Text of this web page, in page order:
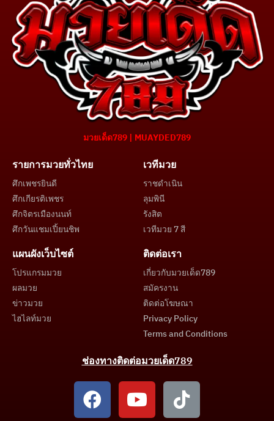
มวยเด็ด789 | MUAYDED789
รายการมวยทั่วไทย
ศึกเพชรยินดี
ศึกเกียรติเพชร
ศึกจิตรเมืองนนท์
ศึกวันแชมเปี้ยนชิพ
เวทีมวย
ราชดำเนิน
ลุมพินี
รังสิต
เวทีมวย 7 สี
แผนผังเว็บไซต์
โปรแกรมมวย
ผลมวย
ข่าวมวย
ไฮไลท์มวย
ติดต่อเรา
เกี่ยวกับมวยเด็ด789
สมัครงาน
ติดต่อโฆษณา
Privacy Policy
Terms and Conditions
ช่องทางติดต่อมวยเด็ด789